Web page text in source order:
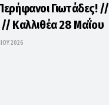
Γιωτάδες! //
Καλλιθέα 28 Μαΐου
2026